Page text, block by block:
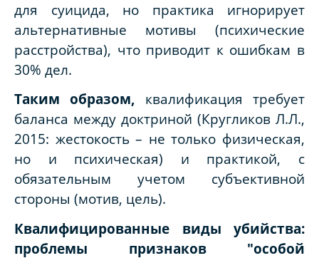
для суицида, но практика игнорирует
альтернативные мотивы (психические
расстройства), что приводит к ошибкам в
30% дел.
Таким образом, квалификация требует
баланса между доктриной (Кругликов Л.Л.,
2015: жестокость – не только физическая,
но и психическая) и практикой, с
обязательным учетом субъективной
стороны (мотив, цель).
Квалифицированные виды убийства:
проблемы признаков "особой